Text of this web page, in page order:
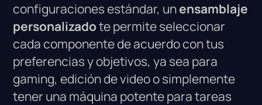
configuraciones estándar, unensamblaje
personalizadote permite seleccionar
cada componente de acuerdo con tus
preferencias y objetivos, ya sea para
gaming, edición de video o simplemente
tener una máquina potente para tareas